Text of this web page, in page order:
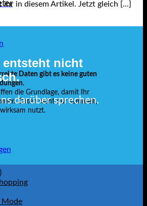
Daten gibt es keine guten
die Grundlage, damit Ihr
Daten nicht nur sammelt,
nutzt.
Mode
ihr in diesem Artikel. Jetzt gleich [...]
entsteht nicht
darüber sprechen.